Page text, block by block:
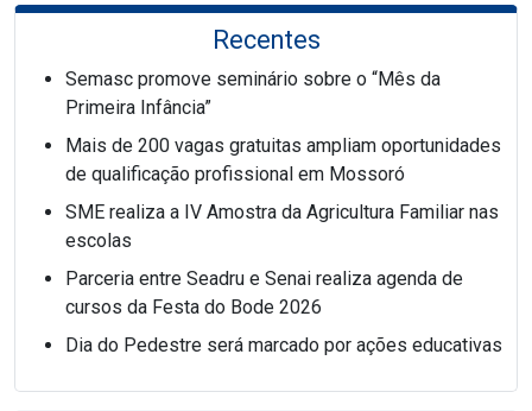
Recentes
Semasc promove seminário sobre o “Mês da
Primeira Infância”
Mais de 200 vagas gratuitas ampliam oportunidades
de qualificação profissional em Mossoró
SME realiza a IV Amostra da Agricultura Familiar nas
escolas
Parceria entre Seadru e Senai realiza agenda de
cursos da Festa do Bode 2026
Dia do Pedestre será marcado por ações educativas